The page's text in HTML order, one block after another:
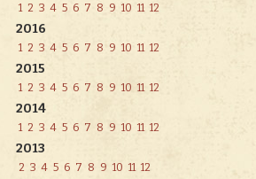
1 2 3 4 5 6 7 8 9 10 11 12
2016
1 2 3 4 5 6 7 8 9 10 11 12
2015
1 2 3 4 5 6 7 8 9 10 11 12
2014
1 2 3 4 5 6 7 8 9 10 11 12
2013
2 3 4 5 6 7 8 9 10 11 12